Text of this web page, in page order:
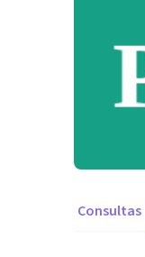
Consultas